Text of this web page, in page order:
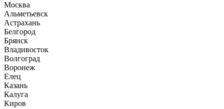
Москва
Альметьевск
Астрахань
Белгород
Брянск
Владивосток
Волгоград
Воронеж
Елец
Казань
Калуга
Киров